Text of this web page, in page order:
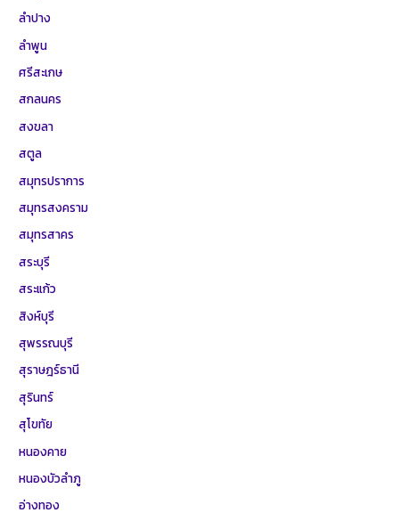
ลำปาง
ลำพูน
ศรีสะเกษ
สกลนคร
สงขลา
สตูล
สมุทรปราการ
สมุทรสงคราม
สมุทรสาคร
สระบุรี
สระแก้ว
สิงห์บุรี
สุพรรณบุรี
สุราษฎร์ธานี
สุรินทร์
สุโขทัย
หนองคาย
หนองบัวลำภู
อ่างทอง